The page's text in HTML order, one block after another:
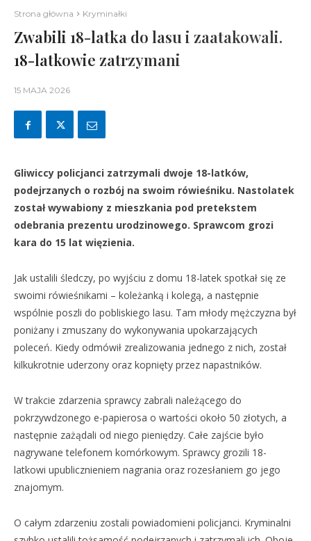
Strona główna Kryminałki
Zwabili 18-latka do lasu i zaatakowali.
18-latkowie zatrzymani
15 MAJA 2026
Gliwiccy policjanci zatrzymali dwoje 18-latków,
podejrzanych o rozbój na swoim rówieśniku. Nastolatek
został wywabiony z mieszkania pod pretekstem
odebrania prezentu urodzinowego. Sprawcom grozi
kara do 15 lat więzienia.
Jak ustalili śledczy, po wyjściu z domu 18-latek spotkał się ze
swoimi rówieśnikami – koleżanką i kolegą, a następnie
wspólnie poszli do pobliskiego lasu. Tam młody mężczyzna był
poniżany i zmuszany do wykonywania upokarzających
poleceń. Kiedy odmówił zrealizowania jednego z nich, został
kilkukrotnie uderzony oraz kopnięty przez napastników.
W trakcie zdarzenia sprawcy zabrali należącego do
pokrzywdzonego e-papierosa o wartości około 50 złotych, a
następnie zażądali od niego pieniędzy. Całe zajście było
nagrywane telefonem komórkowym. Sprawcy grozili 18-
latkowi upublicznieniem nagrania oraz rozesłaniem go jego
znajomym.
O całym zdarzeniu zostali powiadomieni policjanci. Kryminalni